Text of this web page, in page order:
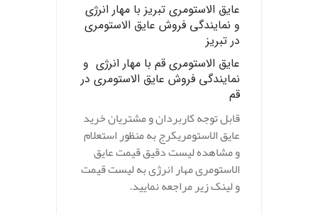
عایق الاستومری تبریز با مهار انرژی
و نمایندگی فروش عایق الاستومری
در تبریز
عایق الاستومری قم با مهار انرژی و
نمایندگی فروش عایق الاستومری در
قم
قابل توجه کاربردان و مشتریان خرید
عایق الاستومریکرج به منظور استعلام
و مشاهده لیست دقیق قیمت عایق
الاستومری مهار انرژی به لیست قیمت
و لینک زیر مراجعه نمایید.